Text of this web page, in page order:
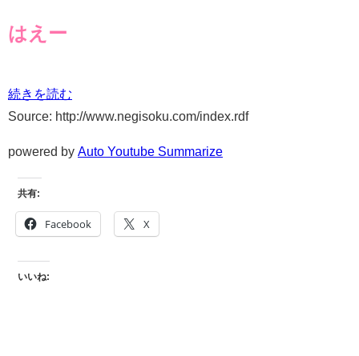
はえー
続きを読む
Source: http://www.negisoku.com/index.rdf
powered by Auto Youtube Summarize
共有:
Facebook X
いいね: